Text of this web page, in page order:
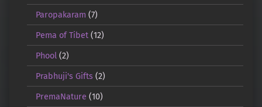
Paropakaram (7)
Pema of Tibet(12)
Phool (2)
Prabhuji's Gifts(2)
PremaNature (10)